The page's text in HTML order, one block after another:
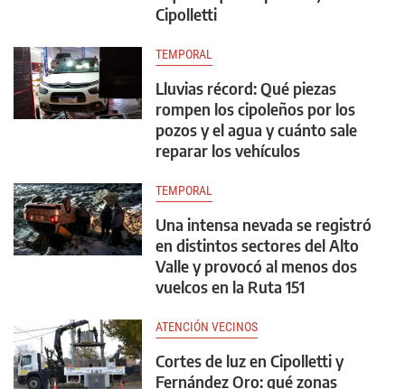
Cipolletti
TEMPORAL
Lluvias récord: Qué piezas
rompen los cipoleños por los
pozos y el agua y cuánto sale
reparar los vehículos
TEMPORAL
Una intensa nevada se registró
en distintos sectores del Alto
Valle y provocó al menos dos
vuelcos en la Ruta 151
ATENCIÓN VECINOS
Cortes de luz en Cipolletti y
Fernández Oro: qué zonas